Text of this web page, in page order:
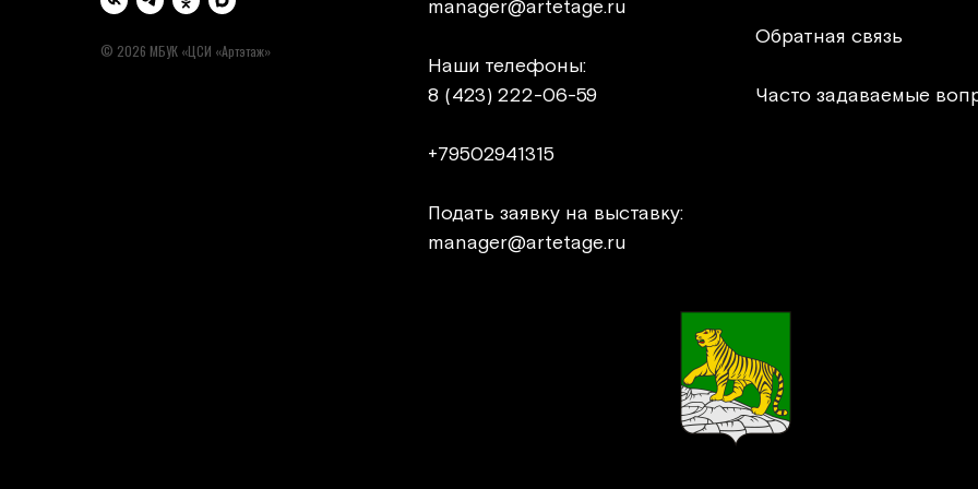
© 2026 МБУК «ЦСИ «Артэтаж»
manager@artetage.ru
Наши телефоны:
8 (423) 222-06-59
+79502941315
Подать заявку на выставку:
manager@artetage.ru
Обратная связь
Часто задаваемые